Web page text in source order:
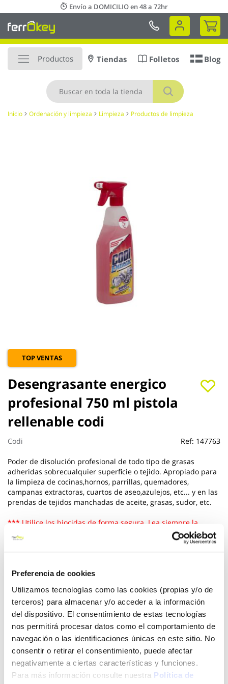
Preferencia de cookies
Utilizamos tecnologías como las cookies (propias y/o de
terceros) para almacenar y/o acceder a la información
del dispositivo. El consentimiento de estas tecnologías
nos permitirá procesar datos como el comportamiento de
navegación o las identificaciones únicas en este sitio. No
consentir o retirar el consentimiento, puede afectar
negativamente a ciertas características y funciones.
Para más información consulte nuestra Política de
al
contenido
Envío a DOMICILIO en 48 a 72hr
Mi
Productos
Buscar
Tiendas Folletos Blog
Inicio Ordenación y limpieza Limpieza Productos de limpieza
TOP VENTAS
Desengrasante energico
profesional 750 ml pistola
rellenable codi
Codi Ref: 147763
Poder de disolución profesional de todo tipo de grasas
adheridas sobrecualquier superficie o tejido. Apropiado para
la limpieza de cocinas,hornos, parrillas, quemadores,
campanas extractoras, cuartos de aseo,azulejos, etc... y en las
prendas de tejidos manchadas de aceite, grasas, sudor, etc.
*** Utilice los biocidas de forma segura. Lea siempre la
etiqueta y la informacion sobre el biocida antes de usarlo
Ver más
3,29 €
Añadir al carrito
Click&Collect - Recogida gratis
en nuestras tiendas
Envío a domicilio:
5 días hábiles
Saltar
al
de
galería
de
imágenes